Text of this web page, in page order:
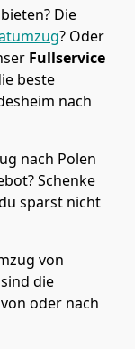
Die
? Oder
Fullservice
beste
nach
nach Polen
Schenke
sparst nicht
von
die
oder nach